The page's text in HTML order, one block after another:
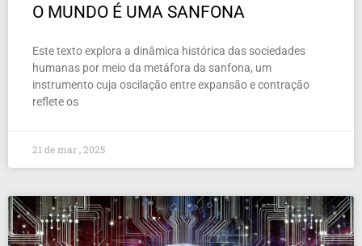
O MUNDO É UMA SANFONA
Este texto explora a dinâmica histórica das sociedades
humanas por meio da metáfora da sanfona, um
instrumento cuja oscilação entre expansão e contração
reflete os
21 de mar , 2025